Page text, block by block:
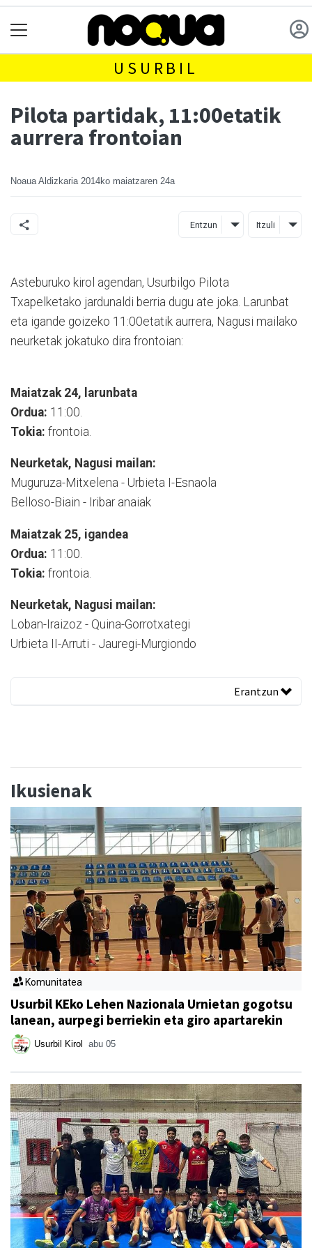
USURBIL
Pilota partidak, 11:00etatik
aurrera frontoian
Noaua Aldizkaria 2014ko maiatzaren 24a
Entzun Itzuli
Asteburuko kirol agendan, Usurbilgo Pilota
Txapelketako jardunaldi berria dugu ate joka. Larunbat
eta igande goizeko 11:00etatik aurrera, Nagusi mailako
neurketak jokatuko dira frontoian:
Maiatzak 24, larunbata
Ordua: 11:00.
Tokia: frontoia.
Neurketak, Nagusi mailan:
Muguruza-Mitxelena - Urbieta I-Esnaola
Belloso-Biain - Iribar anaiak
Maiatzak 25, igandea
Ordua: 11:00.
Tokia: frontoia.
Neurketak, Nagusi mailan:
Loban-Iraizoz - Quina-Gorrotxategi
Urbieta II-Arruti - Jauregi-Murgiondo
Erantzun
Ikusienak
Komunitatea
Usurbil KEko Lehen Nazionala Urnietan gogotsu
lanean, aurpegi berriekin eta giro apartarekin
Usurbil Kirol abu 05